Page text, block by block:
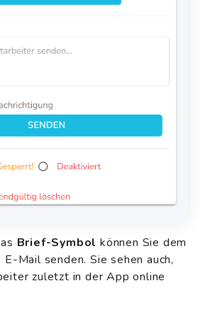
Brief-Symbol können Sie dem
Mail senden. Sie sehen auch,
zuletzt in der App online